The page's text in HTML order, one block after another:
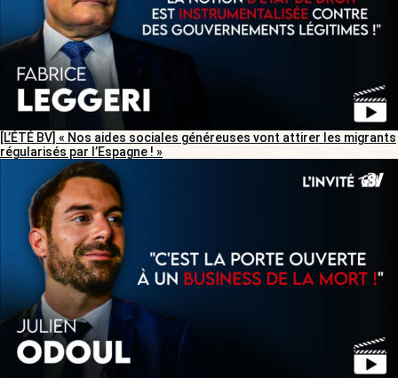
[L’ÉTÉ BV] « Nos aides sociales généreuses vont attirer les migrants
régularisés par l’Espagne ! »